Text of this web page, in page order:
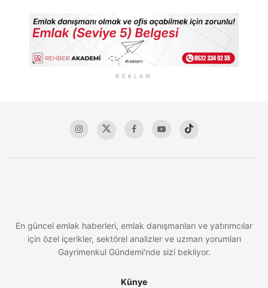
REKLAM
En güncel emlak haberleri, emlak danışmanları ve yatırımcılar
için özel içerikler, sektörel analizler ve uzman yorumları
Gayrimenkul Gündemi'nde sizi bekliyor.
Künye